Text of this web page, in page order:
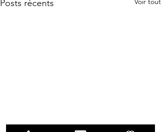
Posts récents